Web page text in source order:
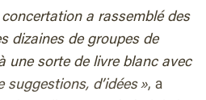
a rassemblé des
dizaines de groupes de
une sorte de livre blanc avec
d’idées », a